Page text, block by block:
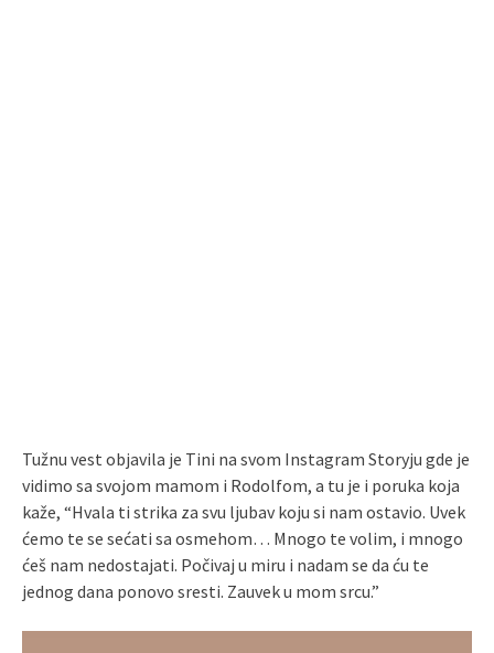
Tužnu vest objavila je Tini na svom Instagram Storyju gde je
vidimo sa svojom mamom i Rodolfom, a tu je i poruka koja
kaže, “Hvala ti strika za svu ljubav koju si nam ostavio. Uvek
ćemo te se sećati sa osmehom… Mnogo te volim, i mnogo
ćeš nam nedostajati. Počivaj u miru i nadam se da ću te
jednog dana ponovo sresti. Zauvek u mom srcu.”